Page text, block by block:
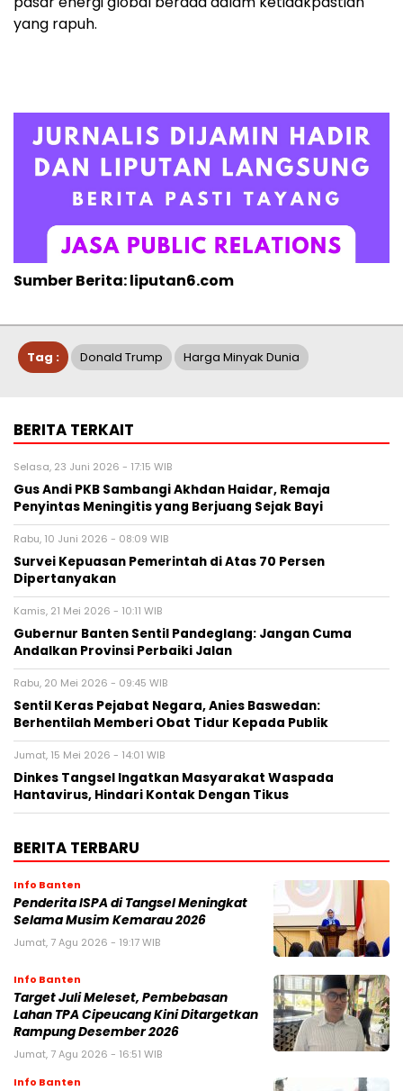
yang rapuh.
Sumber Berita: liputan6.com
Tag : Donald Trump Harga Minyak Dunia
BERITA TERKAIT
Selasa, 23 Juni 2026 - 17:15 WIB
Gus Andi PKB Sambangi Akhdan Haidar, Remaja
Penyintas Meningitis yang Berjuang Sejak Bayi
Rabu, 10 Juni 2026 - 08:09 WIB
Survei Kepuasan Pemerintah di Atas 70 Persen
Dipertanyakan
Kamis, 21 Mei 2026 - 10:11 WIB
Gubernur Banten Sentil Pandeglang: Jangan Cuma
Andalkan Provinsi Perbaiki Jalan
Rabu, 20 Mei 2026 - 09:45 WIB
Sentil Keras Pejabat Negara, Anies Baswedan:
Berhentilah Memberi Obat Tidur Kepada Publik
Jumat, 15 Mei 2026 - 14:01 WIB
Dinkes Tangsel Ingatkan Masyarakat Waspada
Hantavirus, Hindari Kontak Dengan Tikus
BERITA TERBARU
Info Banten
Penderita ISPA di Tangsel Meningkat
Selama Musim Kemarau 2026
Jumat, 7 Agu 2026 - 19:17 WIB
Info Banten
Target Juli Meleset, Pembebasan
Lahan TPA Cipeucang Kini Ditargetkan
Rampung Desember 2026
Jumat, 7 Agu 2026 - 16:51 WIB
Info Banten